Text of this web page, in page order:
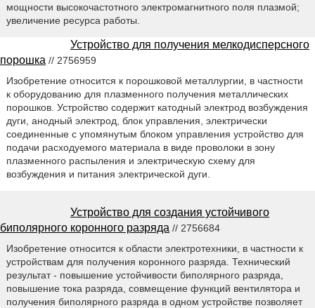
мощности высокочастотного электромагнитного поля плазмой;
увеличение ресурса работы.
Устройство для получения мелкодисперсного
порошка // 2756959
Изобретение относится к порошковой металлургии, в частности
к оборудованию для плазменного получения металлических
порошков. Устройство содержит катодный электрод возбуждения
дуги, анодный электрод, блок управления, электрически
соединенные с упомянутым блоком управления устройство для
подачи расходуемого материала в виде проволоки в зону
плазменного распыления и электрическую схему для
возбуждения и питания электрической дуги.
Устройство для создания устойчивого
биполярного коронного разряда // 2756684
Изобретение относится к области электротехники, в частности к
устройствам для получения коронного разряда. Технический
результат - повышение устойчивости биполярного разряда,
повышение тока разряда, совмещение функций вентилятора и
получения биполярного разряда в одном устройстве позволяет